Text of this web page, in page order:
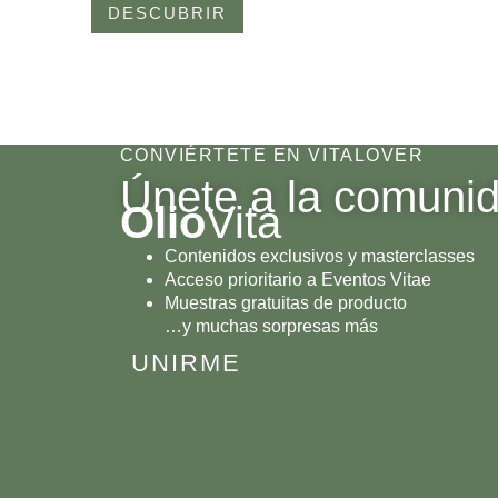
DESCUBRIR
CONVIÉRTETE EN VITALOVER
Únete a la
OlioVita
Contenidos exclusivos y masterclasses
Acceso prioritario a Eventos Vitae
Muestras gratuitas de producto
…y muchas sorpresas más
UNIRME